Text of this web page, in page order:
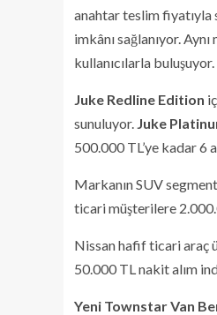
anahtar teslim fiyatıyla
imkânı sağlanıyor.
kullanıcılarla buluşuyor.
Juke Redline Edition
sunuluyor. Juke
500.000 TL’ye kadar 6
Markanın SUV
ticari müşterilere
Nissan hafif ticari araç
50.000 TL nakit alım
Yeni Townstar Van